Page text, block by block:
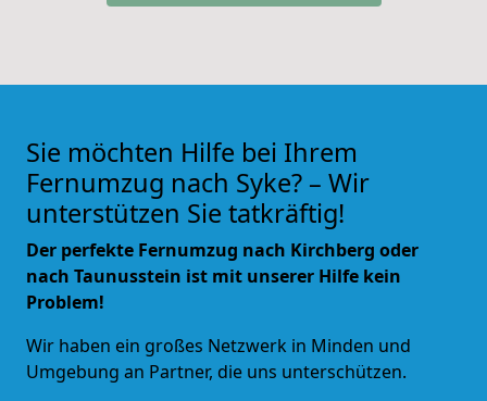
Sie möchten Hilfe bei Ihrem
Fernumzug nach Syke? – Wir
unterstützen Sie tatkräftig!
Der perfekte Fernumzug nach Kirchberg oder
nach Taunusstein ist mit unserer Hilfe kein
Problem!
Wir haben ein großes Netzwerk in Minden und
Umgebung an Partner, die uns unterschützen.